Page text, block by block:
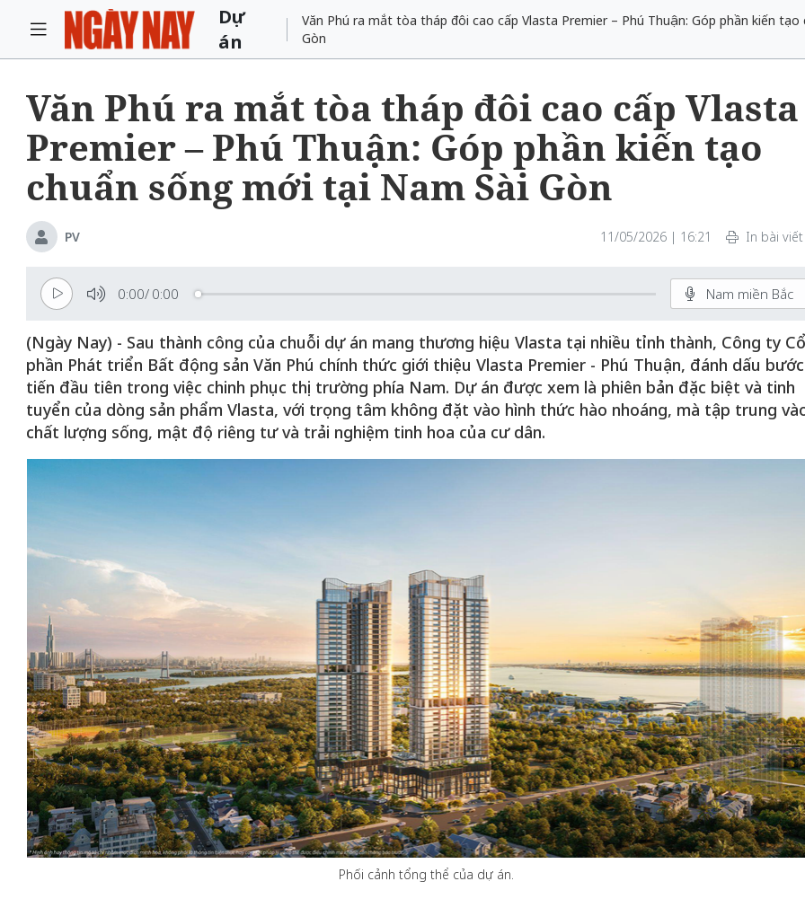
Dự
án
Văn Phú ra mắt tòa tháp đôi cao cấp Vlasta Premier – Phú Thuận: Góp phần kiến
Gòn
Văn Phú ra mắt tòa tháp đôi cao cấp Vlasta
Premier – Phú Thuận: Góp phần kiến tạo
chuẩn sống mới tại Nam Sài Gòn
PV 11/05/2026 | 16:21 In bài viết
0:00/ 0:00 Nam miền Bắc
(Ngày Nay) - Sau thành công của chuỗi dự án mang thương hiệu Vlasta tại nhiều tỉnh thành, Công ty Cổ
phần Phát triển Bất động sản Văn Phú chính thức giới thiệu Vlasta Premier - Phú Thuận, đánh dấu bước
tiến đầu tiên trong việc chinh phục thị trường phía Nam. Dự án được xem là phiên bản đặc biệt và tinh
tuyển của dòng sản phẩm Vlasta, với trọng tâm không đặt vào hình thức hào nhoáng, mà tập trung
chất lượng sống, mật độ riêng tư và trải nghiệm tinh hoa của cư dân.
Phối cảnh tổng thể của dự án.
chơi nhà
Bắc Biên - Giữ một ngôi
làng ven sông Hồng của Hà
Nội
TS. Trần Kim Hào
Xin lỗi, rồi sao nữa?!
Lê Xuân Thọ